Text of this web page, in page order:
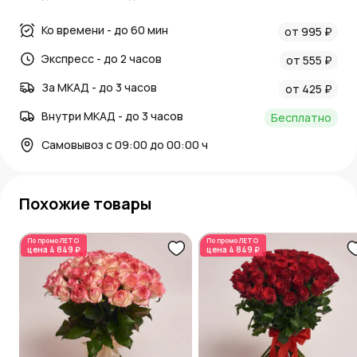
Ко времени - до 60 мин
от 995 ₽
Экспресс - до 2 часов
от 555 ₽
За МКАД - до 3 часов
от 425 ₽
Внутри МКАД - до 3 часов
Бесплатно
Самовывоз с 09:00 до 00:00 ч
Похожие товары
По промоЛЕТО
цена 4 849 ₽
По промоЛЕТО
цена 4 849 ₽